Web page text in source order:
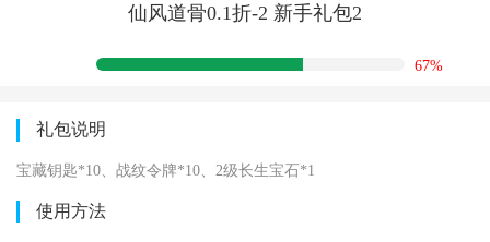
仙风道骨0.1折-2 新手礼包2
67%
礼包说明
宝藏钥匙*10、战纹令牌*10、2级长生宝石*1
使用方法